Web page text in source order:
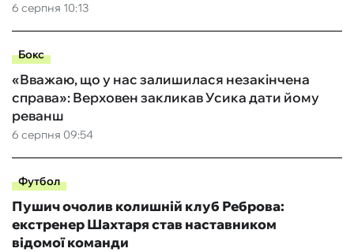
6 серпня 10:13
Бокс
6 серпня 09:54
«Вважаю, що у нас залишилася незакінчена
справа»: Верховен закликав Усика дати йому
реванш
Футбол
Пушич очолив колишній клуб Реброва:
екстренер Шахтаря став наставником
відомої команди